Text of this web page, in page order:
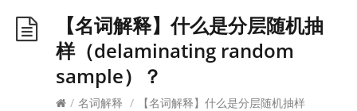
【名词解释】什么是分层随机抽
样（delaminating random
sample）？
/ 名词解释 /
【名词解释】什么是分层随机抽样